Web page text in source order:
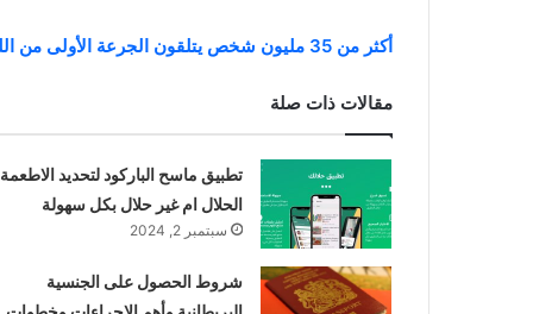
أكثر من 35 مليون شخص يتلقون الجرعة الأولى من اللقاح في بريطانيا
مقالات ذات صلة
تطبيق ماسح الباركود لتحديد الاطعمة
الحلال ام غير حلال بكل سهولة
سبتمبر 2, 2024
شروط الحصول على الجنسية